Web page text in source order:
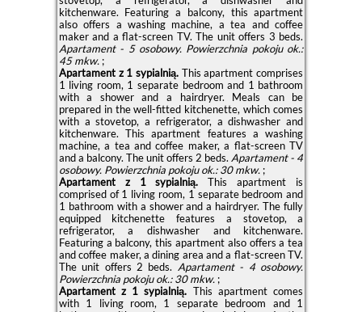
kitchenware. Featuring a balcony, this apartment
also offers a washing machine, a tea and coffee
maker and a flat-screen TV. The unit offers 3 beds.
Apartament - 5 osobowy. Powierzchnia pokoju ok.:
45 mkw.;
Apartament z 1 sypialnią. This apartment comprises
1 living room, 1 separate bedroom and 1 bathroom
with a shower and a hairdryer. Meals can be
prepared in the well-fitted kitchenette, which comes
with a stovetop, a refrigerator, a dishwasher and
kitchenware. This apartment features a washing
machine, a tea and coffee maker, a flat-screen TV
and a balcony. The unit offers 2 beds. Apartament - 4
osobowy. Powierzchnia pokoju ok.: 30 mkw.;
Apartament z 1 sypialnią. This apartment is
comprised of 1 living room, 1 separate bedroom and
1 bathroom with a shower and a hairdryer. The fully
equipped kitchenette features a stovetop, a
refrigerator, a dishwasher and kitchenware.
Featuring a balcony, this apartment also offers a tea
and coffee maker, a dining area and a flat-screen TV.
The unit offers 2 beds. Apartament - 4 osobowy.
Powierzchnia pokoju ok.: 30 mkw.;
Apartament z 1 sypialnią. This apartment comes
with 1 living room, 1 separate bedroom and 1